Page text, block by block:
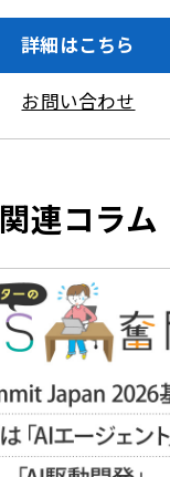
詳細はこちら
お問い合わせ
関連コラム